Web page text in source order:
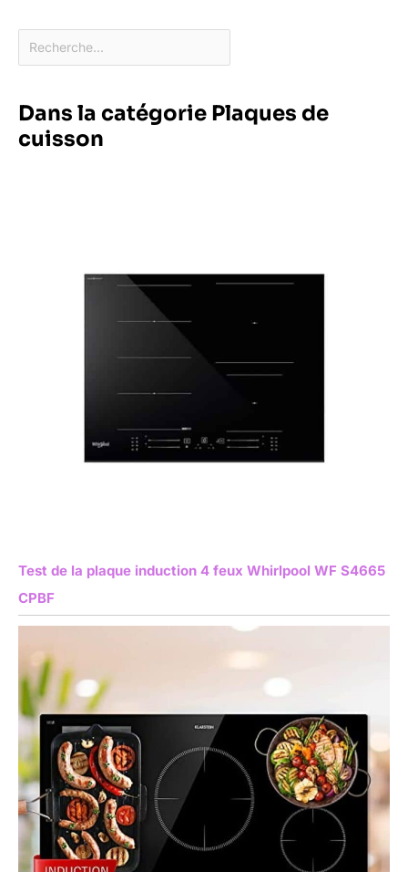
Dans la catégorie Plaques de
cuisson
Test de la plaque induction 4 feux Whirlpool WF S4665
CPBF